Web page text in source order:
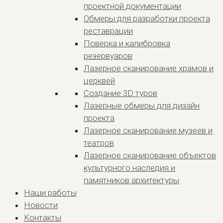
проектной документации
Обмеры для разработки проекта
реставрации
Поверка и калибровка
резервуаров
Лазерное сканирование храмов и
церквей
Создание 3D туров
Лазерные обмеры для дизайн
проекта
Лазерное сканирование музеев и
театров
Лазерное сканирование объектов
культурного наследия и
памятников архитектуры
Наши работы
Новости
Контакты